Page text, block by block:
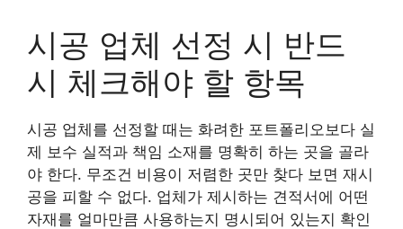
시공 업체 선정 시 반드
시 체크해야 할 항목
시공 업체를 선정할 때는 화려한 포트폴리오보다 실
제 보수 실적과 책임 소재를 명확히 하는 곳을 골라
야 한다. 무조건 비용이 저렴한 곳만 찾다 보면 재시
공을 피할 수 없다. 업체가 제시하는 견적서에 어떤
자재를 얼마만큼 사용하는지 명시되어 있는지 확인